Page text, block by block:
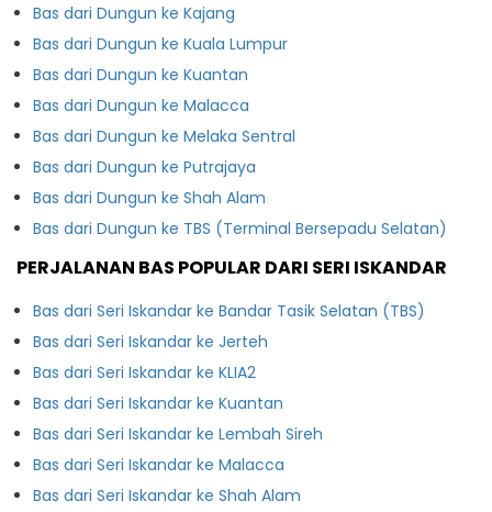
Bas dari Dungun ke Kajang
Bas dari Dungun ke Kuala Lumpur
Bas dari Dungun ke Kuantan
Bas dari Dungun ke Malacca
Bas dari Dungun ke Melaka Sentral
Bas dari Dungun ke Putrajaya
Bas dari Dungun ke Shah Alam
Bas dari Dungun ke TBS (Terminal Bersepadu Selatan)
PERJALANAN BAS POPULAR DARI SERI ISKANDAR
Bas dari Seri Iskandar ke Bandar Tasik Selatan (TBS)
Bas dari Seri Iskandar ke Jerteh
Bas dari Seri Iskandar ke KLIA2
Bas dari Seri Iskandar ke Kuantan
Bas dari Seri Iskandar ke Lembah Sireh
Bas dari Seri Iskandar ke Malacca
Bas dari Seri Iskandar ke Shah Alam